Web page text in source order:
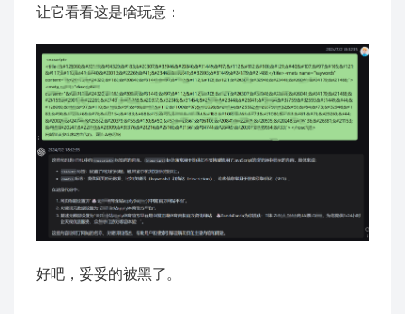
让它看看这是啥玩意：
好吧，妥妥的被黑了。